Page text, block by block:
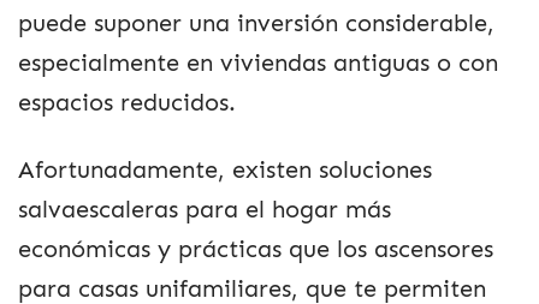
puede suponer una inversión considerable,
especialmente en viviendas antiguas o con
espacios reducidos.
Afortunadamente, existen soluciones
salvaescaleras para el hogar más
económicas y prácticas que los ascensores
para casas unifamiliares, que te permiten